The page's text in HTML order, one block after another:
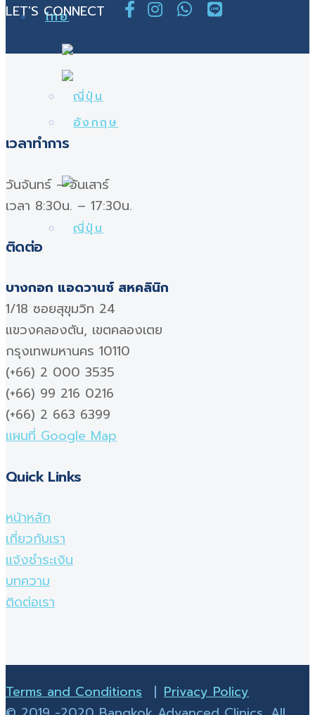
LET'S CONNECT
เวลาทำการ
วันจันทร์ – วันเสาร์
เวลา 8:30น. – 17:30น.
ติดต่อ
บางกอก แอดวานซ์ สหคลินิก
1/18 ซอยสุขุมวิท 24
แขวงคลองตัน, เขตคลองเตย
กรุงเทพมหานคร 10110
(+66) 2 000 3535
(+66) 99 216 0216
(+66) 2 663 6399
แผนที่ Google Map
Quick Links
หน้าหลัก
เกี่ยวกับเรา
แจ้งชำระเงิน
บทความ
ติดต่อเรา
Terms and Conditions | Privacy Policy